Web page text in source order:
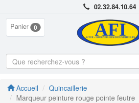
02.32.84.10.64
Panier 0
Accueil
Quincaillerie
Marqueur peinture rouge pointe feutre